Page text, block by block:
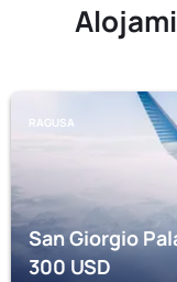
RAGUSA
San Giorgio
300USD